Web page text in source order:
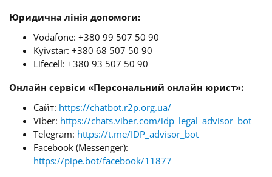
Юридична лінія допомоги:
Vodafone: +380 99 507 50 90
Kyivstar: +380 68 507 50 90
Lifecell: +380 93 507 50 90
Онлайн сервіси «Персональний онлайн юрист»:
Сайт: https://chatbot.r2p.org.ua/
Viber: https://chats.viber.com/idp_legal_advisor_bot
Telegram: https://t.me/IDP_advisor_bot
Facebook (Messenger):
https://pipe.bot/facebook/11877